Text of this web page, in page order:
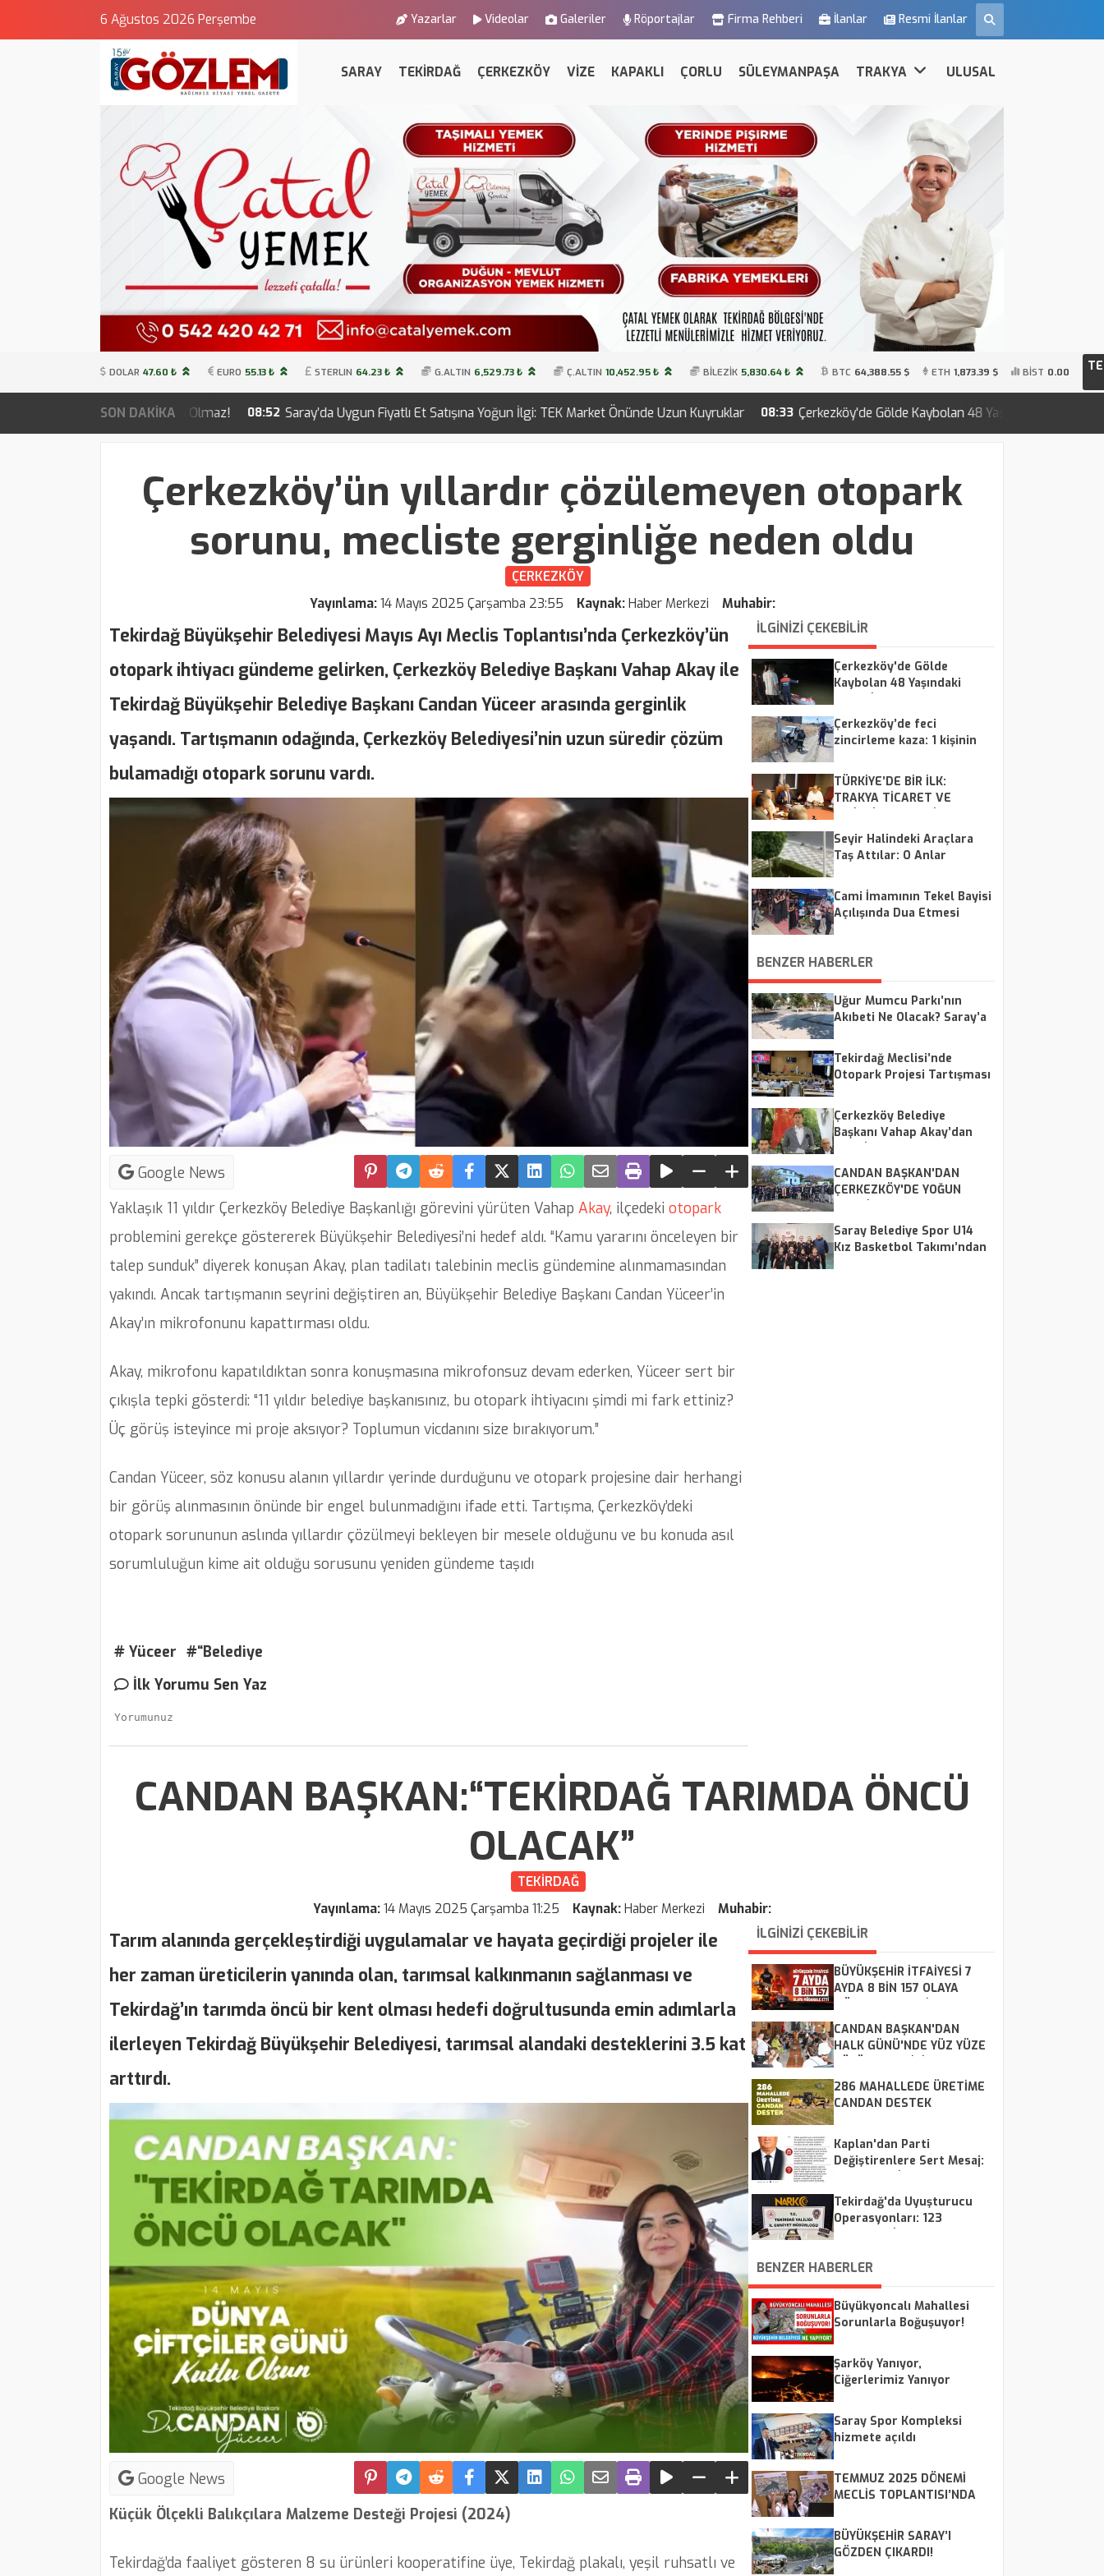
6 Ağustos 2026 Perşembe Yazarlar Videolar Galeriler Röportajlar Firma Rehberi İlanlar Resmi İlanlar
SARAY TEKİRDAĞ ÇERKEZKÖY VİZE KAPAKLI ÇORLU SÜLEYMANPAŞA TRAKYA ULUSAL
DOLAR 47.60 ₺ EURO 55.13 ₺ STERLIN 64.23 ₺ G.ALTIN 6,529.73 ₺ Ç.ALTIN 10,452.95 ₺ BİLEZİK 5,830.64 ₺ BTC 64,388.55 $ ETH 1,873.39 $ BİST 0.00
SON DAKİKA
Yönetim Olmaz! 08:52 Saray’da Uygun Fiyatlı Et Satışına Yoğun İlgi: TEK Market Önünde Uzun Kuyruklar 08:33 Çerkezköy'de Gölde Kaybolan 48 Yaşındaki Adam İçin Arama Çalışmaları
Çerkezköy’ün yıllardır çözülemeyen otopark
sorunu, mecliste gerginliğe neden oldu
ÇERKEZKÖY
Yayınlama:14 Mayıs 2025 Çarşamba 23:55 Kaynak: Haber Merkezi Muhabir:
Tekirdağ Büyükşehir Belediyesi Mayıs Ayı Meclis Toplantısı’nda Çerkezköy’ün
otopark ihtiyacı gündeme gelirken, Çerkezköy Belediye Başkanı Vahap Akay ile
Tekirdağ Büyükşehir Belediye Başkanı Candan Yüceer arasında gerginlik
yaşandı. Tartışmanın odağında, Çerkezköy Belediyesi’nin uzun süredir çözüm
bulamadığı otopark sorunu vardı.
Google News
Yaklaşık 11 yıldır Çerkezköy Belediye Başkanlığı görevini yürüten Vahap Akay, ilçedeki otopark
problemini gerekçe göstererek Büyükşehir Belediyesi’ni hedef aldı. “Kamu yararını önceleyen bir
talep sunduk” diyerek konuşan Akay, plan tadilatı talebinin meclis gündemine alınmamasından
yakındı. Ancak tartışmanın seyrini değiştiren an, Büyükşehir Belediye Başkanı Candan Yüceer’in
Akay’ın mikrofonunu kapattırması oldu.
Akay, mikrofonu kapatıldıktan sonra konuşmasına mikrofonsuz devam ederken, Yüceer sert bir
çıkışla tepki gösterdi: “11 yıldır belediye başkanısınız, bu otopark ihtiyacını şimdi mi fark ettiniz?
Üç görüş isteyince mi proje aksıyor? Toplumun vicdanını size bırakıyorum.”
Candan Yüceer, söz konusu alanın yıllardır yerinde durduğunu ve otopark projesine dair herhangi
bir görüş alınmasının önünde bir engel bulunmadığını ifade etti. Tartışma, Çerkezköy’deki
otopark sorununun aslında yıllardır çözülmeyi bekleyen bir mesele olduğunu ve bu konuda asıl
sorumluluğun kime ait olduğu sorusunu yeniden gündeme taşıdı
# Yüceer #“Belediye
İlk Yorumu Sen Yaz
İLGİNİZİ ÇEKEBİLİR
Çerkezköy'de Gölde
Kaybolan 48 Yaşındaki
Çalışmaları Sürüyor
Çerkezköy’de feci
zincirleme kaza: 1 kişinin
TÜRKİYE’DE BİR İLK:
TRAKYA TİCARET VE
GEÇİYOR
Seyir Halindeki Araçlara
Taş Attılar: O Anlar
Cami İmamının Tekel Bayisi
Açılışında Dua Etmesi
BENZER HABERLER
Uğur Mumcu Parkı’nın
Akıbeti Ne Olacak? Saray’a
Tekirdağ Meclisi’nde
Otopark Projesi Tartışması
Çerkezköy Belediye
Başkanı Vahap Akay’dan
CANDAN BAŞKAN'DAN
ÇERKEZKÖY'DE YOĞUN
Saray Belediye Spor U14
Kız Basketbol Takımı’ndan
CANDAN BAŞKAN:“TEKİRDAĞ TARIMDA ÖNCÜ
OLACAK”
TEKİRDAĞ
Yayınlama:14 Mayıs 2025 Çarşamba 11:25 Kaynak:Haber Merkezi Muhabir:
Tarım alanında gerçekleştirdiği uygulamalar ve hayata geçirdiği projeler ile
her zaman üreticilerin yanında olan, tarımsal kalkınmanın sağlanması ve
Tekirdağ’ın tarımda öncü bir kent olması hedefi doğrultusunda emin adımlarla
ilerleyen Tekirdağ Büyükşehir Belediyesi, tarımsal alandaki desteklerini 3.5 kat
arttırdı.
Google News
Küçük Ölçekli Balıkçılara Malzeme Desteği Projesi (2024)
Tekirdağ’da faaliyet gösteren 8 su ürünleri kooperatifine üye, Tekirdağ plakalı, yeşil ruhsatlı ve
İLGİNİZİ ÇEKEBİLİR
BÜYÜKŞEHİR İTFAİYESİ 7
AYDA 8 BİN 157 OLAYA
CANDAN BAŞKAN'DAN
HALK GÜNÜ'NDE YÜZ YÜZE
286 MAHALLEDE ÜRETİME
CANDAN DESTEK
Kaplan'dan Parti
Değiştirenlere Sert Mesaj:
Tekirdağ'da Uyuşturucu
Operasyonları: 123
BENZER HABERLER
Büyükyoncalı Mahallesi
Sorunlarla Boğuşuyor!
Şarköy Yanıyor,
Ciğerlerimiz Yanıyor
Saray Spor Kompleksi
hizmete açıldı
TEMMUZ 2025 DÖNEMİ
MECLİS TOPLANTISI’NDA
ÖNEMLİ AÇIKLAMALAR
BÜYÜKŞEHİR SARAY’I
GÖZDEN ÇIKARDI!